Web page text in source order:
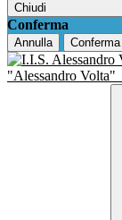
Chiudi
Conferma
Annulla Conferma
"Alessandro Volta"